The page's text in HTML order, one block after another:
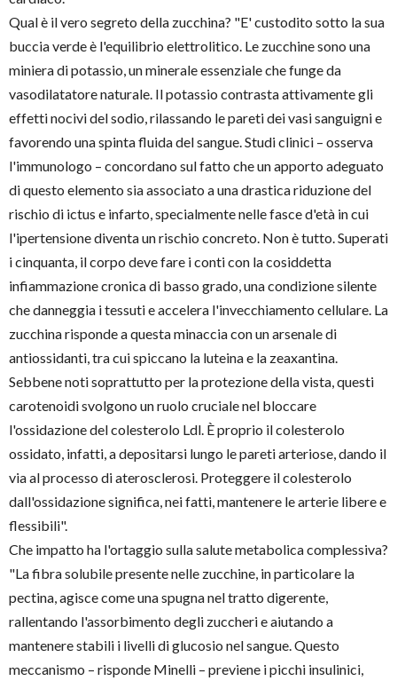
Qual è il vero segreto della zucchina? "E' custodito sotto la sua
buccia verde è l'equilibrio elettrolitico. Le zucchine sono una
miniera di potassio, un minerale essenziale che funge da
vasodilatatore naturale. Il potassio contrasta attivamente gli
effetti nocivi del sodio, rilassando le pareti dei vasi sanguigni e
favorendo una spinta fluida del sangue. Studi clinici – osserva
l'immunologo – concordano sul fatto che un apporto adeguato
di questo elemento sia associato a una drastica riduzione del
rischio di ictus e infarto, specialmente nelle fasce d'età in cui
l'ipertensione diventa un rischio concreto. Non è tutto. Superati
i cinquanta, il corpo deve fare i conti con la cosiddetta
infiammazione cronica di basso grado, una condizione silente
che danneggia i tessuti e accelera l'invecchiamento cellulare. La
zucchina risponde a questa minaccia con un arsenale di
antiossidanti, tra cui spiccano la luteina e la zeaxantina.
Sebbene noti soprattutto per la protezione della vista, questi
carotenoidi svolgono un ruolo cruciale nel bloccare
l'ossidazione del colesterolo Ldl. È proprio il colesterolo
ossidato, infatti, a depositarsi lungo le pareti arteriose, dando il
via al processo di aterosclerosi. Proteggere il colesterolo
dall'ossidazione significa, nei fatti, mantenere le arterie libere e
flessibili".
Che impatto ha l'ortaggio sulla salute metabolica complessiva?
"La fibra solubile presente nelle zucchine, in particolare la
pectina, agisce come una spugna nel tratto digerente,
rallentando l'assorbimento degli zuccheri e aiutando a
mantenere stabili i livelli di glucosio nel sangue. Questo
meccanismo – risponde Minelli – previene i picchi insulinici,